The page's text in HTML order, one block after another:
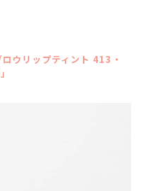
ウリップティント 413・